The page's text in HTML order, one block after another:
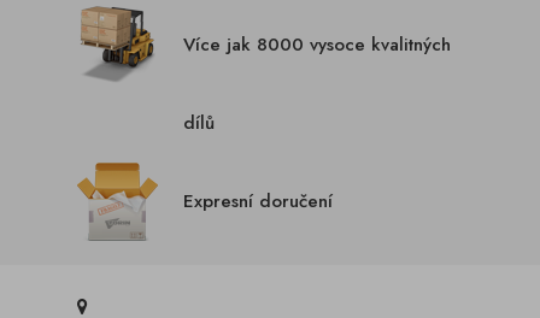
Více jak 8000 vysoce kvalitných
dílů
Expresní doručení